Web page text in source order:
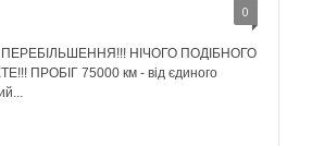
0
НІЧОГО ПОДІБНОГО
ПРОБІГ 75000 км - від єдиного